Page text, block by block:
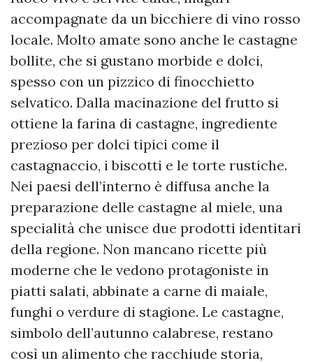
accompagnate da un bicchiere di vino rosso
locale. Molto amate sono anche le castagne
bollite, che si gustano morbide e dolci,
spesso con un pizzico di finocchietto
selvatico. Dalla macinazione del frutto si
ottiene la farina di castagne, ingrediente
prezioso per dolci tipici come il
castagnaccio, i biscotti e le torte rustiche.
Nei paesi dell’interno è diffusa anche la
preparazione delle castagne al miele, una
specialità che unisce due prodotti identitari
della regione. Non mancano ricette più
moderne che le vedono protagoniste in
piatti salati, abbinate a carne di maiale,
funghi o verdure di stagione. Le castagne,
simbolo dell’autunno calabrese, restano
così un alimento che racchiude storia,